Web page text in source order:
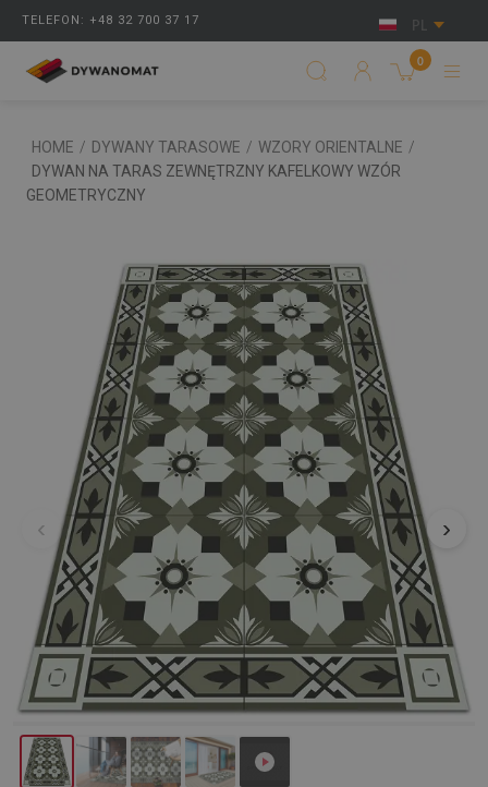
TELEFON: +48 32 700 37 17 PL
0
HOME / DYWANY TARASOWE / WZORY ORIENTALNE /
DYWAN NA TARAS ZEWNĘTRZNY KAFELKOWY WZÓR
GEOMETRYCZNY
‹ ›